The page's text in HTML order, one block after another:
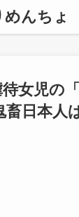
めんちょ
女児の
日本人